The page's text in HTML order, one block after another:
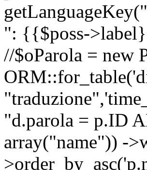
": {{$poss-
//$oParola = new
"d.parola = p.ID
array("name")) -